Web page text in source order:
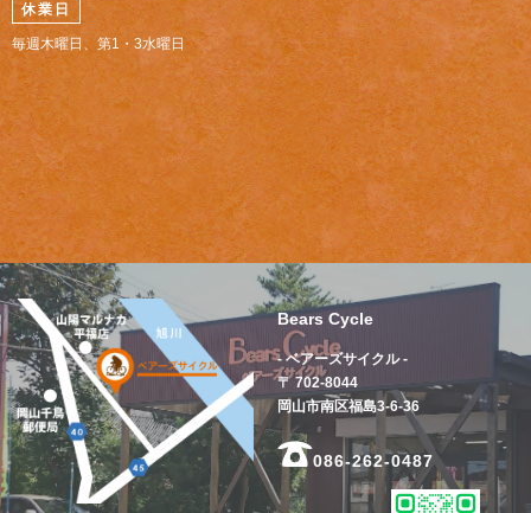
休業日
毎週木曜日、第1・3水曜日
Bears Cycle
- ベアーズサイクル -
〒 702-8044
岡山市南区福島3-6-36
086-262-0487